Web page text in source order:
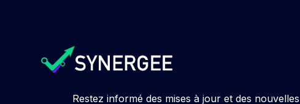
Restez informé des mises à jour et des nouvelles